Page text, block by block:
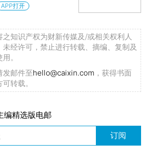
APP打开
知识产权为财新传媒及/或相关权利人
经许可，禁止进行转载、摘编、复制及
。
发邮件至hello@caixin.com ，获得书面
转载。
编精选版电邮
订阅